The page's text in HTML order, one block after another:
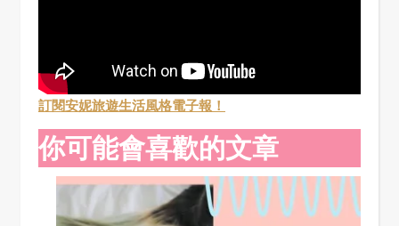
訂閱安妮旅遊生活風格電子報！
你可能會喜歡的文章